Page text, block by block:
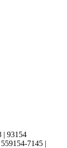
| 93154
7145 |